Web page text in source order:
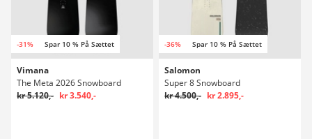
-31% Spar 10 % På Sættet
Vimana
The Meta 2026 Snowboard
kr 5.120,- kr 3.540,-
-36% Spar 10 % På Sættet
Salomon
Super 8 Snowboard
kr 4.500,- kr 2.895,-